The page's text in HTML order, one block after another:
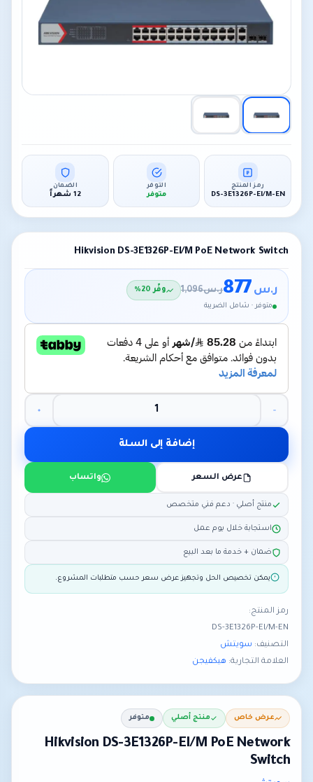
رمز المنتج
DS-3E1326P-EI/M-EN
التوفر
متوفر
الضمان
12 شهراً
Hikvision DS-3E1326P-EI/M PoE Network Switch
ر.س 877ر.س1,096 وفّر 20%
متوفر · شامل الضريبة
إضافة إلى السلة
عرض السعر واتساب
منتج أصلي · دعم فني متخصص
استجابة خلال يوم عمل
ضمان + خدمة ما بعد البيع
يمكن تخصيص الحل وتجهيز عرض سعر حسب متطلبات المشروع.
رمز المنتج:
DS-3E1326P-EI/M-EN
التصنيف: سويتش
العلامة التجارية: هيكفيجن
عرض خاص منتج أصلي متوفر
Hikvision DS-3E1326P-EI/M PoE Network
Switch